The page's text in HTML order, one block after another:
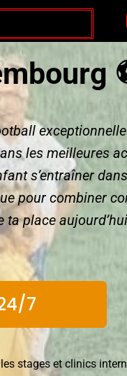
les meilleures
s’entraîner
pour combiner
place
7
stages et clinics